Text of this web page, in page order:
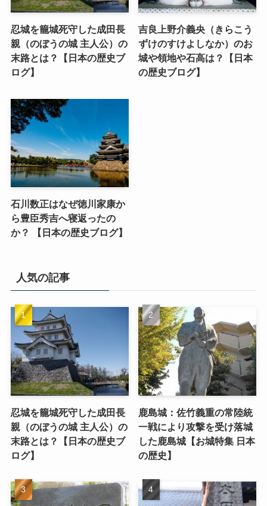
忍城を籠城死守した成田長
親（のぼうの城 主人公）の
末路とは？【日本の歴史ブ
ログ】
吉良上野介義央（きらこう
ずけのすけよしなか）のお
城や領地や石高は？【日本
の歴史ブログ】
石川数正はなぜ徳川家康か
ら豊臣秀吉へ寝返ったの
か？ 【日本の歴史ブログ】
人気の記事
忍城を籠城死守した成田長
親（のぼうの城 主人公）の
末路とは？【日本の歴史ブ
ログ】
鹿島城：佐竹義重の常陸統
一戦により攻撃を受け落城
した鹿島城【お城特集 日本
の歴史】